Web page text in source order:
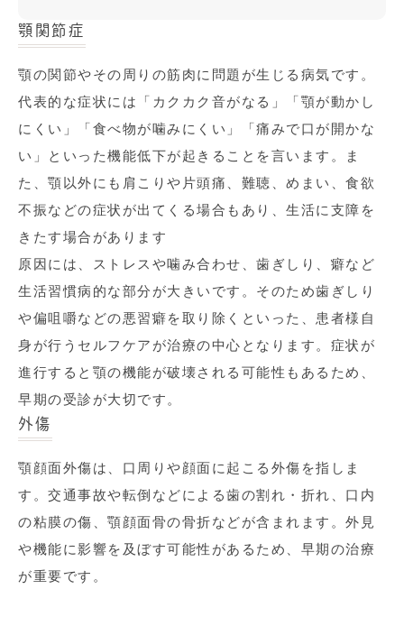
顎関節症
顎の関節やその周りの筋肉に問題が生じる病気です。
代表的な症状には「カクカク音がなる」「顎が動かし
にくい」「食べ物が噛みにくい」「痛みで口が開かな
い」といった機能低下が起きることを言います。ま
た、顎以外にも肩こりや片頭痛、難聴、めまい、食欲
不振などの症状が出てくる場合もあり、生活に支障を
きたす場合があります
原因には、ストレスや噛み合わせ、歯ぎしり、癖など
生活習慣病的な部分が大きいです。そのため歯ぎしり
や偏咀嚼などの悪習癖を取り除くといった、患者様自
身が行うセルフケアが治療の中心となります。症状が
進行すると顎の機能が破壊される可能性もあるため、
早期の受診が大切です。
外傷
顎顔面外傷は、口周りや顔面に起こる外傷を指しま
す。交通事故や転倒などによる歯の割れ・折れ、口内
の粘膜の傷、顎顔面骨の骨折などが含まれます。外見
や機能に影響を及ぼす可能性があるため、早期の治療
が重要です。